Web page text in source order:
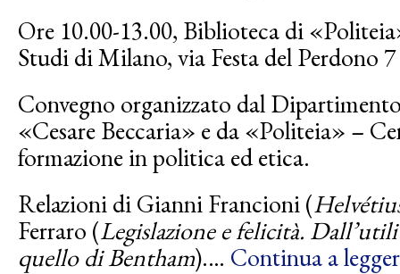
Ore 10.00-13.00, Biblioteca di
Studi di Milano, via Festa del Perdono 7
Convegno organizzato dal
«Cesare Beccaria» e da «Politeia» –
formazione in politica ed etica.
Relazioni di Gianni Francioni (
Ferraro (Legislazione e felicità.
quello di Bentham).… Continua a